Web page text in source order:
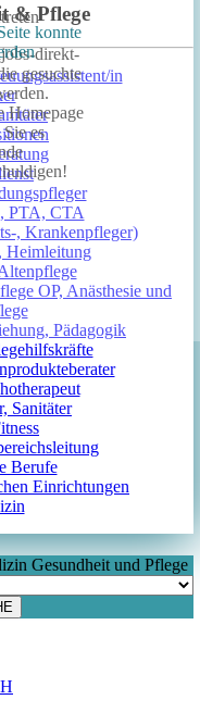
& Pflege
in
PTA, CTA
, Krankenpfleger)
Heimleitung
OP, Anästhesie und
Pädagogik
Sanitäter
Berufe
Einrichtungen
konnte
direkt-
gesuchte
Homepage
es
Gesundheit und Pflege